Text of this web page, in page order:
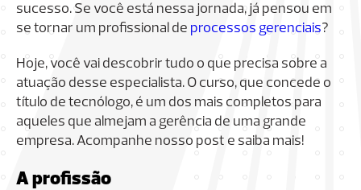
sucesso. Se você está nessa jornada, já pensou em
se tornar um profissional de processos gerenciais?
Hoje, você vai descobrir tudo o que precisa sobre a
atuação desse especialista. O curso, que concede o
título de tecnólogo, é um dos mais completos para
aqueles que almejam a gerência de uma grande
empresa. Acompanhe nosso post e saiba mais!
A profissão